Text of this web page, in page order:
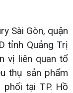
Sài Gòn, quận
tỉnh Quảng Trị
vị liên quan tổ
thụ sản phẩm
tại TP. Hồ